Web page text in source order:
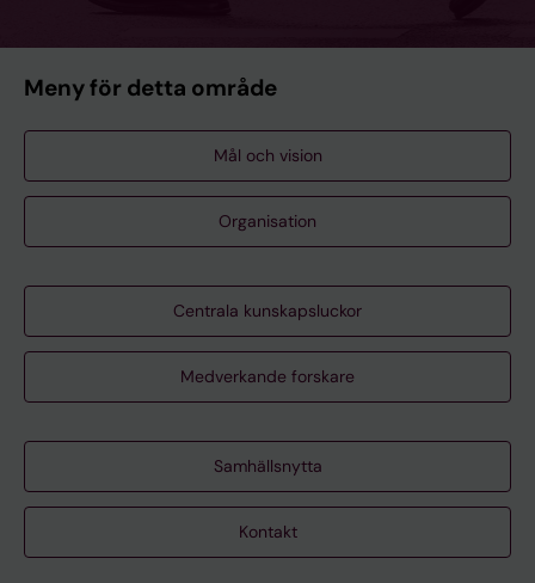
Meny för detta område
Mål och vision
Organisation
Centrala kunskapsluckor
Medverkande forskare
Samhällsnytta
Kontakt